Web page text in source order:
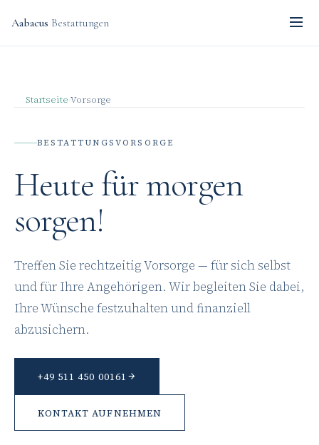
Aabacus Bestattungen
Startseite ›Vorsorge
BESTATTUNGSVORSORGE
Heute für morgen
sorgen!
Treffen Sie rechtzeitig Vorsorge — für sich selbst
und für Ihre Angehörigen. Wir begleiten Sie dabei,
Ihre Wünsche festzuhalten und finanziell
abzusichern.
+49 511 450 00161
KONTAKT AUFNEHMEN